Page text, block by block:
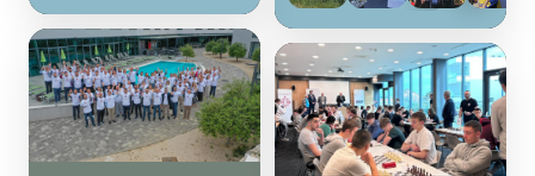
kako je naš hotel idealno
mjesto za pripreme sportskih
ekipa.